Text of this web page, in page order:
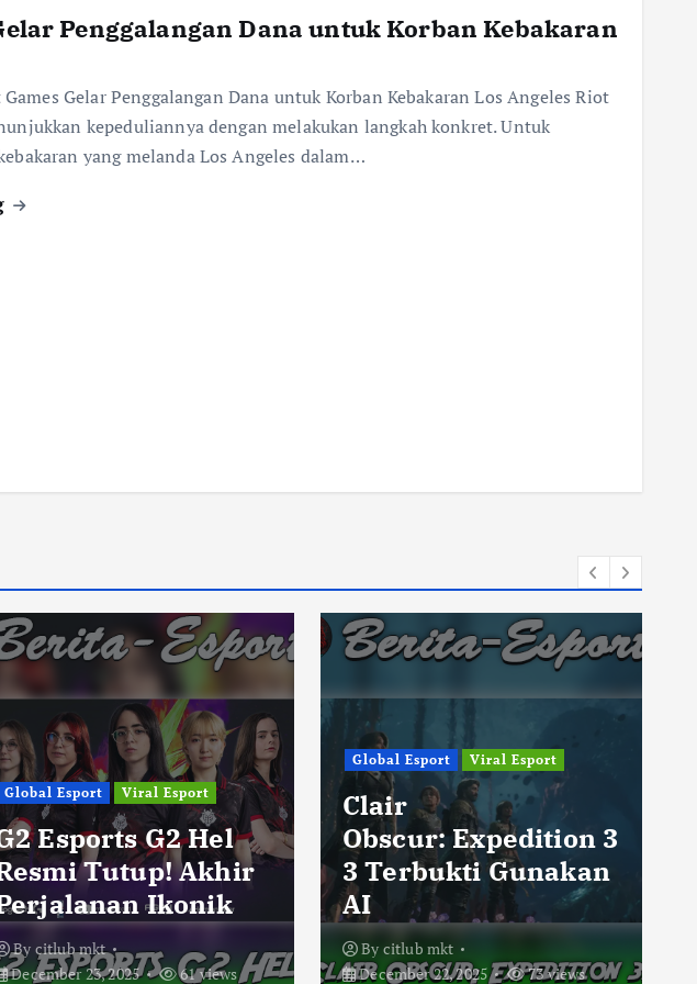
Penggalangan Dana untuk Korban Kebakaran
Gelar Penggalangan Dana untuk Korban Kebakaran Los Angeles Riot
kepeduliannya dengan melakukan langkah konkret. Untuk
yang melanda Los Angeles dalam…
Global Esport Viral Esport
Esports G2 Hel
Tutup! Akhir
Ikonik
By citlub mkt
December 23, 2025
61 views
Global Esport Viral Esport
Clair
Obscur: Expedition 3
3 Terbukti Gunakan
AI
By citlub mkt
December 22, 2025
73 views